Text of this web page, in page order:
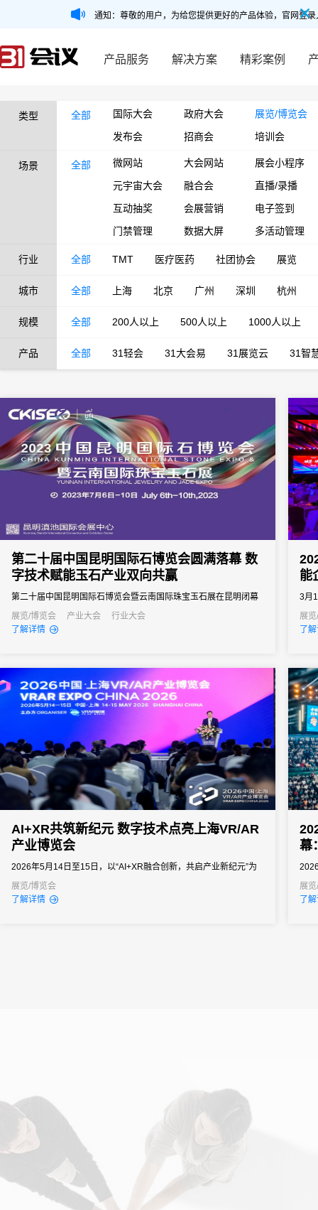
通知：尊敬的用户，为给您提供更好的产品体验，官网登
产品服务 解决方案 精彩案例
类型 全部 国际大会 政府大会
展览/博览会
发布会
招商会 培训会
场景 全部 微网站 大会网站
展会小程序
元宇宙大会
融合会
直播/录播
互动抽奖
会展营销
电子签到
门禁管理
数据大屏 多活动管理
行业 全部 TMT 医疗医药 社团协会 展览
城市 全部 上海 北京 广州 深圳 杭州
规模 全部 200人以上 500人以上 1000人以上
产品 全部 31轻会 31大会易 31展览云 31智
第二十届中国昆明国际石博览会圆满落幕 数
字技术赋能玉石产业双向共赢
第二十届中国昆明国际石博览会暨云南国际珠宝玉石展在昆明闭幕
展览/博览会
产业大会
行业大会
了解详情
能
3月
家
展
了
AI+XR共筑新纪元 数字技术点亮上海VR/AR
产业博览会
2026年5月14日至15日，以“AI+XR融合创新，共启产业新纪元”为
主题的2026中国上海VR/AR产业博览会在上海盛大举办。
展览/博览会
了解详情
幕
民
展
了